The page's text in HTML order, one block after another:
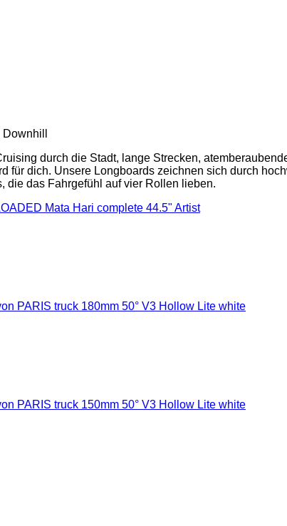
durch die Stadt, lange Strecken,
für dich. Unsere Longboards zeichnen sich durch
die das Fahrgefühl auf vier Rollen lieben.